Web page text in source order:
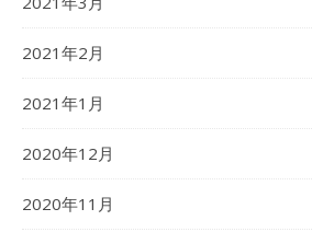
2021年2月
2021年1月
2020年12月
2020年11月